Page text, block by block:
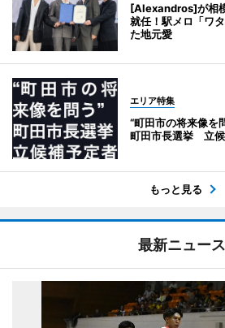
[Alexandros]が相
就任！駅メロ「ワ
た地元愛
エリア特集
“町田市の将来像を
町田市長選挙 立候
もっと見る
最新ニュース